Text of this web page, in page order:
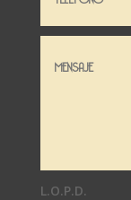
L.O.P.D.